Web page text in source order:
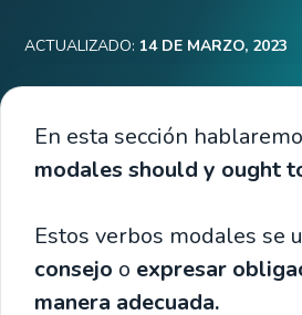
ACTUALIZADO: 14 DE MARZO, 2023
En esta sección
modales should y ought
Estos verbos modales se
consejo o expresar
manera adecuada.